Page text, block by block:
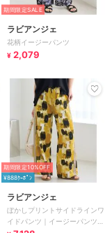
期間限定SALE
ラビアンジェ
花柄イージーパンツ
¥ 2,079
期間限定10%OFF
¥888ｸｰﾎﾟﾝ
ラビアンジェ
ぼかしプリントサイドラインワ
イドパンツ｜イージーパンツ/